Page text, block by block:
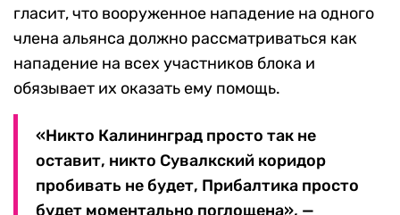
гласит, что вооруженное нападение на одного
члена альянса должно рассматриваться как
нападение на всех участников блока и
обязывает их оказать ему помощь.
«Никто Калининград просто так не
оставит, никто Сувалкский коридор
пробивать не будет, Прибалтика просто
будет моментально поглощена», —